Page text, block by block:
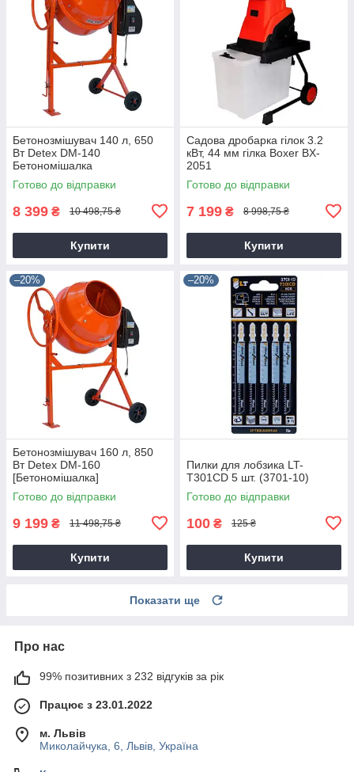
Бетонозмішувач 140 л, 650
Вт Detex DM-140
Бетономішалка
Готово до відправки
8 399 ₴ 10 498,75 ₴
Купити
Садова дробарка гілок 3.2
кВт, 44 мм гілка Boxer BX-
2051
Готово до відправки
7 199 ₴ 8 998,75 ₴
Купити
–20%
Бетонозмішувач 160 л, 850
Вт Detex DM-160
[Бетономішалка]
Готово до відправки
9 199 ₴ 11 498,75 ₴
Купити
–20%
Пилки для лобзика LT-
T301CD 5 шт. (3701-10)
Готово до відправки
100 ₴ 125 ₴
Купити
Показати ще
Про нас
99% позитивних з 232 відгуків за рік
Працює з 23.01.2022
м. Львів
Миколайчука, 6, Львів, Україна